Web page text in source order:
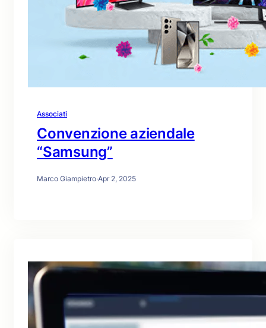
Associati
Convenzione aziendale
“Samsung”
Marco Giampietro·Apr 2, 2025